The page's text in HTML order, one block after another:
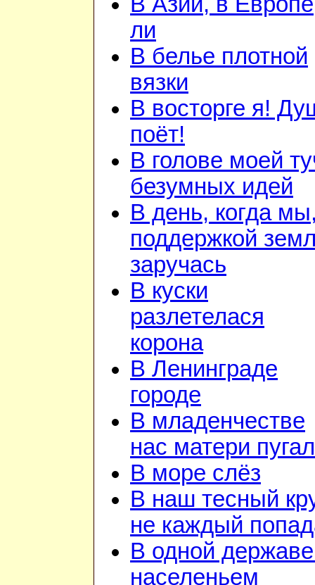
ли
В белье плотной
вязки
В восторге я!
поёт!
В голове моей
безумных идей
В день, когда
поддержкой
заручась
В куски
разлетелася
корона
В Ленинграде
городе
В младенчестве
нас матери
В море слёз
В наш тесный
не каждый
В одной
населеньем